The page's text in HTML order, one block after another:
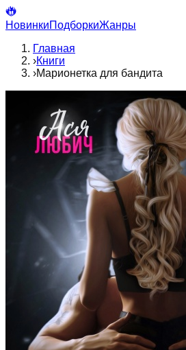
НовинкиПодборкиЖанры
Главная
›Книги
›Марионетка для бандита